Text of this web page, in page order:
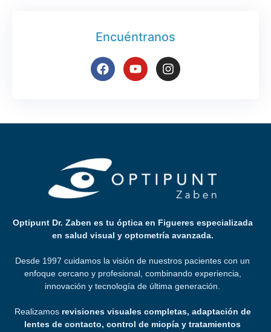
Encuéntranos
Optipunt Dr. Zaben es tu óptica en Figueres especializada
en salud visual y optometría avanzada.
Desde 1997 cuidamos la visión de nuestros pacientes con un
enfoque cercano y profesional, combinando experiencia,
innovación y tecnología de última generación.
Realizamos revisiones visuales completas, adaptación de
lentes de contacto, control de miopía y tratamientos